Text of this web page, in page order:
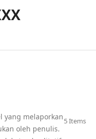
5 Items
yang melaporkan
oleh penulis.